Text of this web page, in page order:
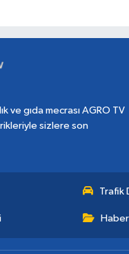
ve gıda mecrası AGRO TV
sizlere son
Trafik